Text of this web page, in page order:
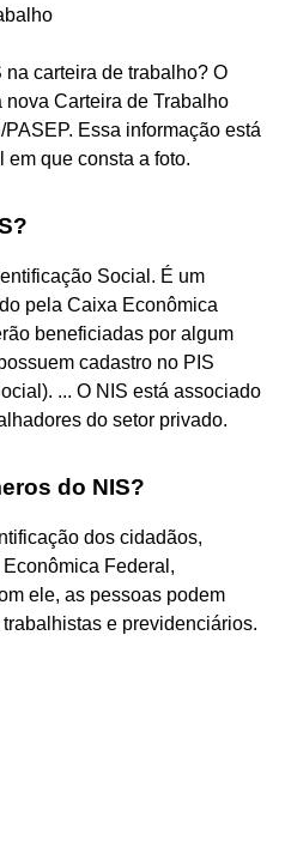
carteira de trabalho? O
Carteira de Trabalho
Essa informação está
que consta a foto.
Social. É um
pela Caixa Econômica
beneficiadas por algum
cadastro no PIS
... O NIS está associado
do setor privado.
do NIS?
dos cidadãos,
Federal,
ele, as pessoas podem
e previdenciários.